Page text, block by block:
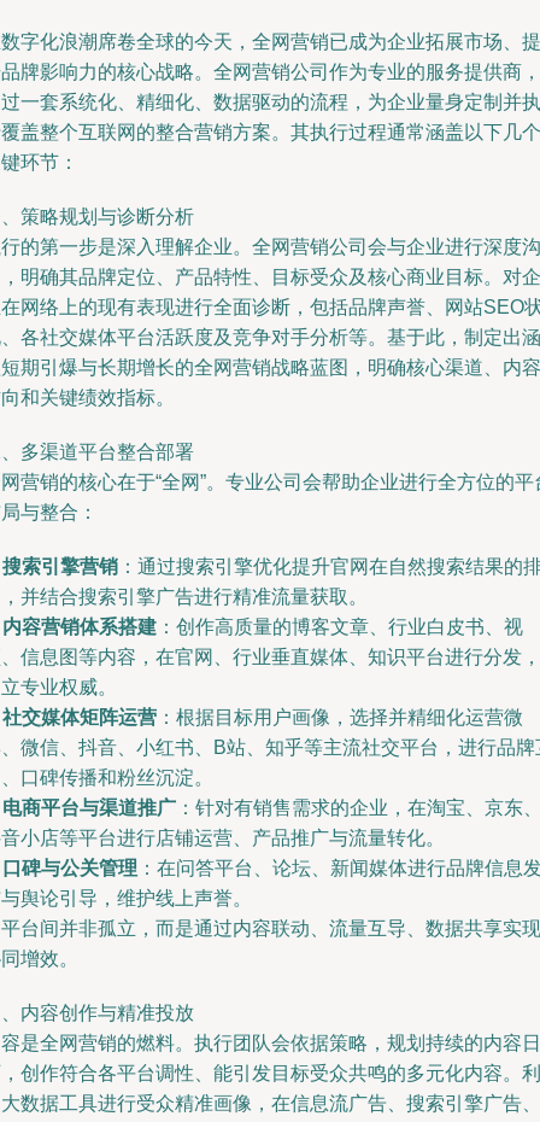
字化浪潮席卷全球的今天，全网营销已成为企业拓展市场、提
牌影响力的核心战略。全网营销公司作为专业的服务提供商，
一套系统化、精细化、数据驱动的流程，为企业量身定制并执
盖整个互联网的整合营销方案。其执行过程通常涵盖以下几个
环节：
策略规划与诊断分析
的第一步是深入理解企业。全网营销公司会与企业进行深度沟
明确其品牌定位、产品特性、目标受众及核心商业目标。对企
网络上的现有表现进行全面诊断，包括品牌声誉、网站SEO
各社交媒体平台活跃度及竞争对手分析等。基于此，制定出涵
期引爆与长期增长的全网营销战略蓝图，明确核心渠道、内容
和关键绩效指标。
多渠道平台整合部署
营销的核心在于“全网”。专业公司会帮助企业进行全方位的平
与整合：
搜索引擎营销 ：通过搜索引擎优化提升官网在自然搜索结果的
并结合搜索引擎广告进行精准流量获取。
内容营销体系搭建 ：创作高质量的博客文章、行业白皮书、视
信息图等内容，在官网、行业垂直媒体、知识平台进行分发，
专业权威。
社交媒体矩阵运营 ：根据目标用户画像，选择并精细化运营微
微信、抖音、小红书、B站、知乎等主流社交平台，进行品牌
口碑传播和粉丝沉淀。
电商平台与渠道推广 ：针对有销售需求的企业，在淘宝、京东
小店等平台进行店铺运营、产品推广与流量转化。
口碑与公关管理 ：在问答平台、论坛、新闻媒体进行品牌信息
舆论引导，维护线上声誉。
台间并非孤立，而是通过内容联动、流量互导、数据共享实现
增效。
内容创作与精准投放
是全网营销的燃料。执行团队会依据策略，规划持续的内容日
创作符合各平台调性、能引发目标受众共鸣的多元化内容。利
数据工具进行受众精准画像，在信息流广告、搜索引擎广告、